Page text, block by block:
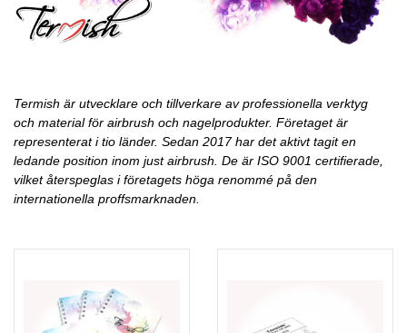
Termish är utvecklare och tillverkare av professionella verktyg
och material för airbrush och nagelprodukter. Företaget är
representerat i tio länder. Sedan 2017 har det aktivt tagit en
ledande position inom just airbrush. De är ISO 9001 certifierade,
vilket återspeglas i företagets höga renommé på den
internationella proffsmarknaden.